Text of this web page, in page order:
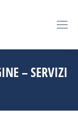
– SERVIZI